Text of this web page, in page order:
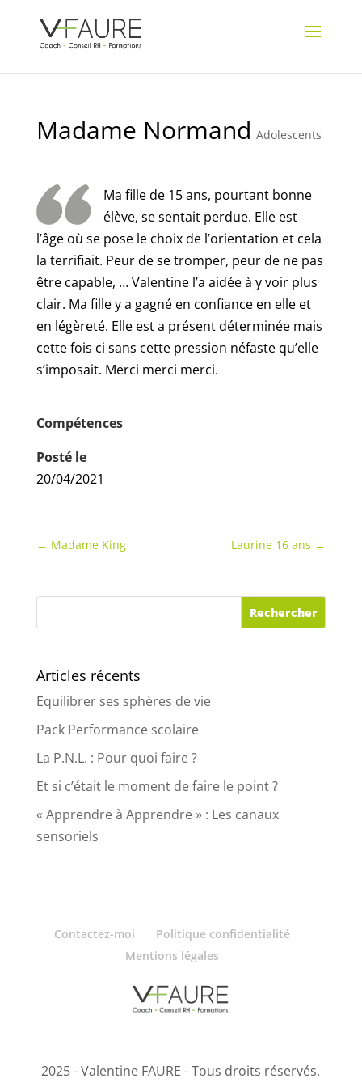
Madame Normand Adolescents
Ma fille de 15 ans, pourtant bonne
élève, se sentait perdue. Elle est
l’âge où se pose le choix de l’orientation et cela
la terrifiait. Peur de se tromper, peur de ne pas
être capable, … Valentine l’a aidée à y voir plus
clair. Ma fille y a gagné en confiance en elle et
en légèreté. Elle est a présent déterminée mais
cette fois ci sans cette pression néfaste qu’elle
s’imposait. Merci merci merci.
Compétences
Posté le
20/04/2021
← Madame King Laurine 16 ans →
Articles récents
Equilibrer ses sphères de vie
Pack Performance scolaire
La P.N.L. : Pour quoi faire ?
Et si c’était le moment de faire le point ?
« Apprendre à Apprendre » : Les canaux
sensoriels
2025 - Valentine FAURE - Tous droits réservés.
Contactez-moi
Politique confidentialité
Mentions légales